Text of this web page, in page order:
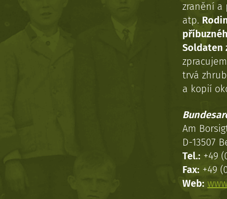
zranění a
atp.
Soldaten
trvá
a kopií
Am
D-13507
Tel.: +49
Fax: +49
Web: